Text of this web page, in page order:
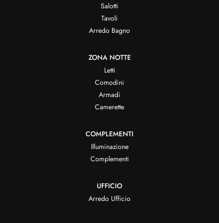
Salotti
Tavoli
Arredo Bagno
ZONA NOTTE
Letti
Comodini
Armadi
Camerette
COMPLEMENTI
Illuminazione
Complementi
UFFICIO
Arredo Ufficio